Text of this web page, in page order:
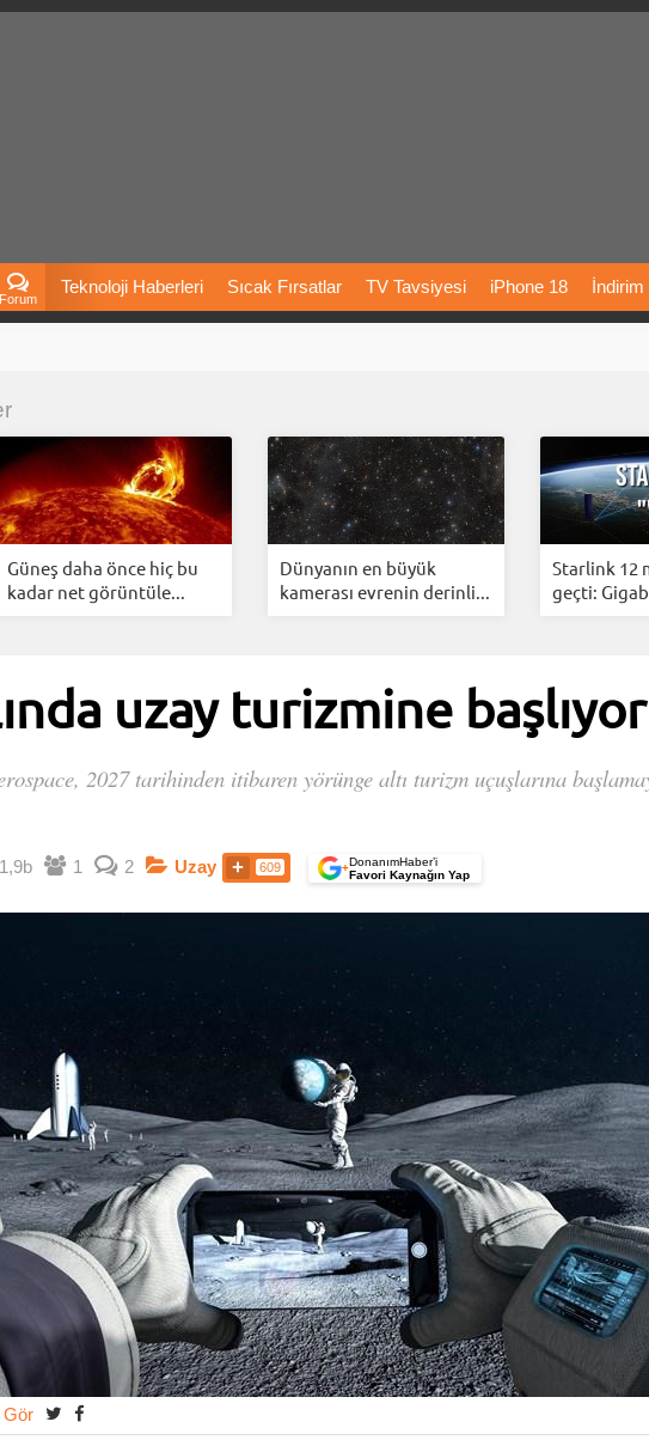
Forum
Teknoloji Haberleri Sıcak Fırsatlar TV Tavsiyesi iPhone 18 İndirim
İnstagram Dondurma İnstagram Çöktü Mü
Güneş daha önce hiç bu
kadar net görüntüle...
Dünyanın en büyük
kamerası evrenin derinli...
Starlink 12
geçti:
uzay turizmine başlıyor
2027 tarihinden itibaren yörünge altı turizm
1,9b 1 2 Uzay 609 +DonanımHaber’i
Favori Kaynağın Yap
Gör